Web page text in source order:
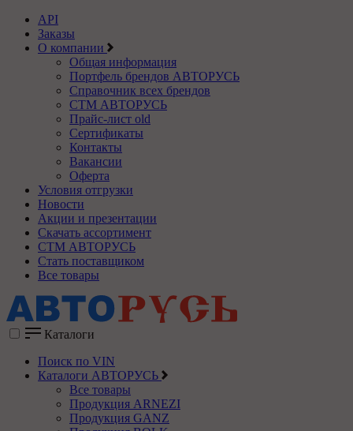
API
Заказы
О компании
Общая информация
Портфель брендов АВТОРУСЬ
Справочник всех брендов
СТМ АВТОРУСЬ
Прайс-лист old
Сертификаты
Контакты
Вакансии
Оферта
Условия отгрузки
Новости
Акции и презентации
Скачать ассортимент
СТМ АВТОРУСЬ
Стать поставщиком
Все товары
Каталоги
Поиск по VIN
Каталоги АВТОРУСЬ
Все товары
Продукция ARNEZI
Продукция GANZ